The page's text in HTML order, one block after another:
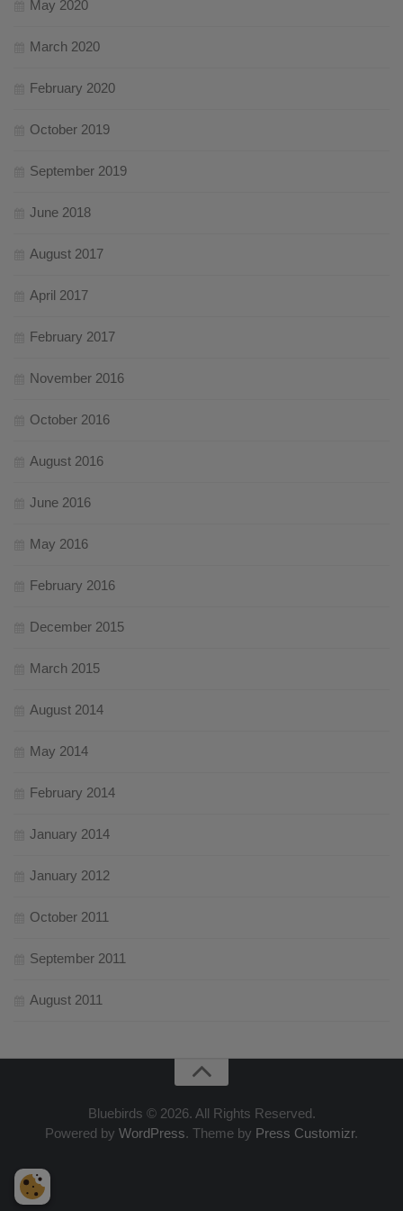
May 2020
March 2020
February 2020
October 2019
September 2019
June 2018
August 2017
April 2017
February 2017
November 2016
October 2016
August 2016
June 2016
May 2016
February 2016
December 2015
March 2015
August 2014
May 2014
February 2014
January 2014
January 2012
October 2011
September 2011
August 2011
Bluebirds © 2026. All Rights Reserved.
Powered by WordPress. Theme by Press Customizr.